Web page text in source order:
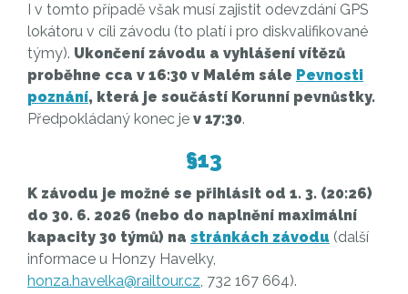
I v tomto případě však musí zajistit odevzdání GPS
lokátoru v cíli závodu (to platí i pro diskvalifikované
týmy). Ukončení závodu a vyhlášení vítězů
proběhne cca v 16:30 v Malém sále Pevnosti
poznání, která je součástí Korunní pevnůstky.
Předpokládaný konec je v 17:30.
§13
K závodu je možné se přihlásit od 1. 3. (20:26)
do 30. 6. 2026 (nebo do naplnění maximální
kapacity 30 týmů) na stránkách závodu (další
informace u Honzy Havelky,
honza.havelka@railtour.cz, 732 167 664).